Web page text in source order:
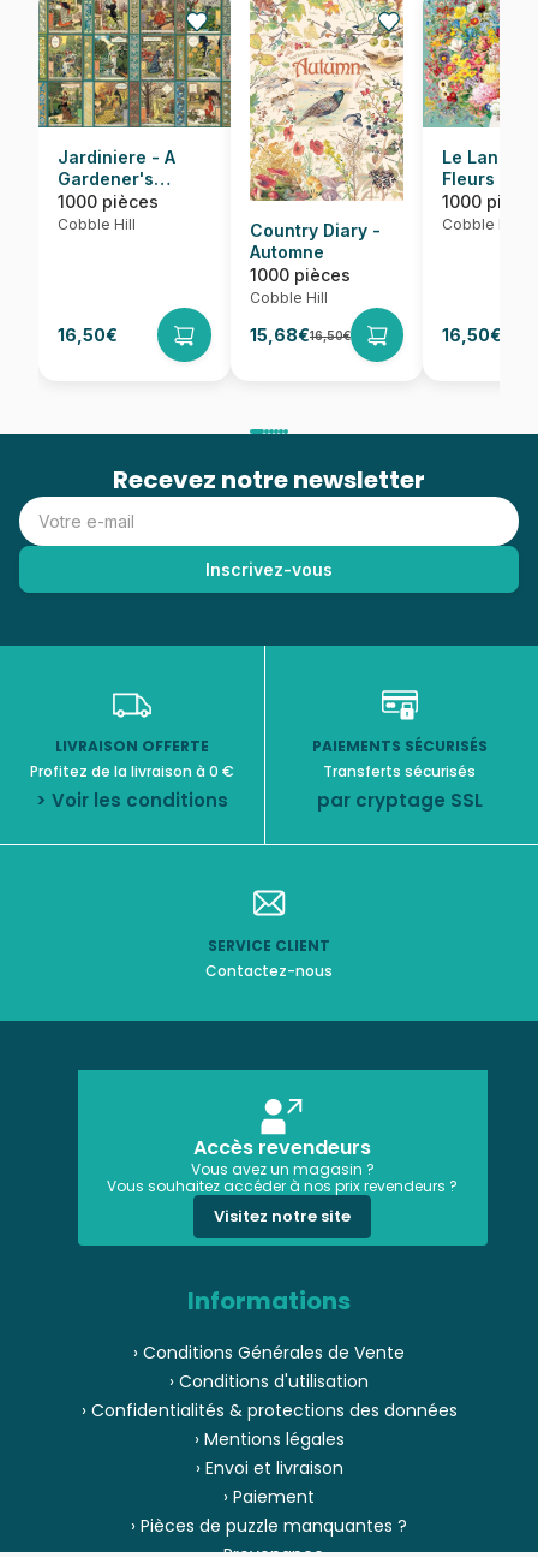
Jardiniere - A
Gardener's
Calendar
1000 pièces
Cobble Hill
16,50€
Country Diary -
Automne
1000 pièces
Cobble Hill
15,68€16,50€
Le
Fleurs
1000
Cobble Hill
16,50€
Recevez notre newsletter
LIVRAISON OFFERTE
Profitez de la livraison à 0 €
> Voir les conditions
PAIEMENTS SÉCURISÉS
Transferts sécurisés
par cryptage SSL
SERVICE CLIENT
Contactez-nous
Accès revendeurs
Vous avez un magasin ?
Vous souhaitez accéder à nos prix revendeurs ?
Visitez notre site
Informations
› Conditions Générales de Vente
› Conditions d'utilisation
› Confidentialités & protections des données
› Mentions légales
› Envoi et livraison
› Paiement
› Pièces de puzzle manquantes ?